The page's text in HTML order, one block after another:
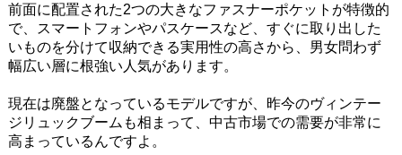
前面に配置された2つの大きなファスナーポケットが特徴的
で、スマートフォンやパスケースなど、すぐに取り出した
いものを分けて収納できる実用性の高さから、男女問わず
幅広い層に根強い人気があります。
現在は廃盤となっているモデルですが、昨今のヴィンテー
ジリュックブームも相まって、中古市場での需要が非常に
高まっているんですよ。